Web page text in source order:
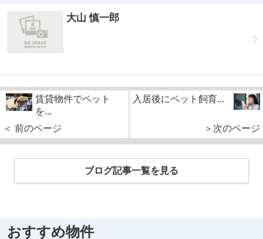
大山 慎一郎
賃貸物件でペット
を...
＜ 前のページ
入居後にペット飼育...
＞次のページ
ブログ記事一覧を見る
おすすめ物件